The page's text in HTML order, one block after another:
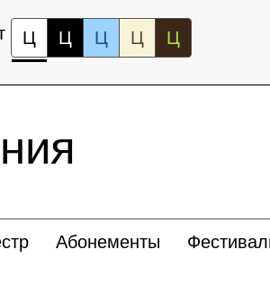
Ц Ц Ц Ц Ц
Абонементы